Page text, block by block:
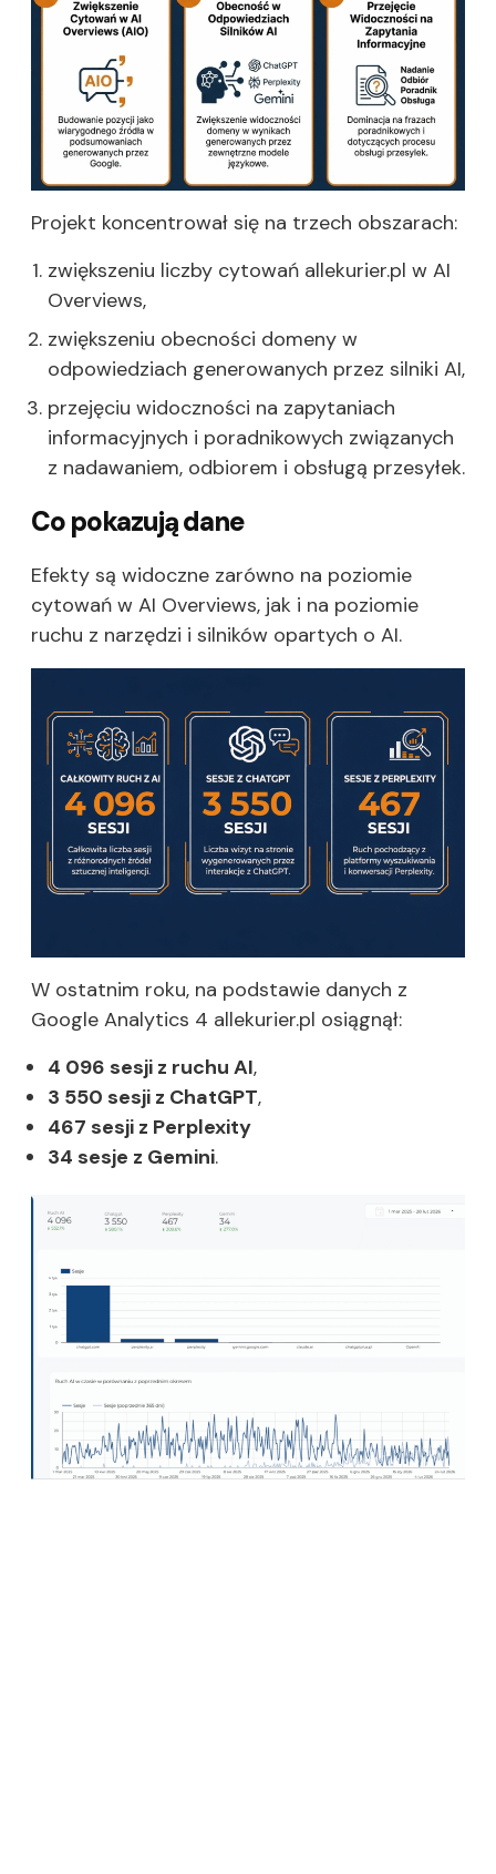
Projekt koncentrował się na trzech obszarach:
zwiększeniu liczby cytowań allekurier.pl w AI
Overviews,
zwiększeniu obecności domeny w
odpowiedziach generowanych przez silniki AI,
przejęciu widoczności na zapytaniach
informacyjnych i poradnikowych związanych
z nadawaniem, odbiorem i obsługą przesyłek.
Co pokazują dane
Efekty są widoczne zarówno na poziomie
cytowań w AI Overviews, jak i na poziomie
ruchu z narzędzi i silników opartych o AI.
W ostatnim roku, na podstawie danych z
Google Analytics 4 allekurier.pl osiągnął:
4 096 sesji z ruchu AI,
3 550 sesji z ChatGPT,
467 sesji z Perplexity
34 sesje z Gemini.